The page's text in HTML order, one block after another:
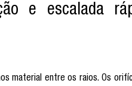
e escalada
material entre os raios. Os